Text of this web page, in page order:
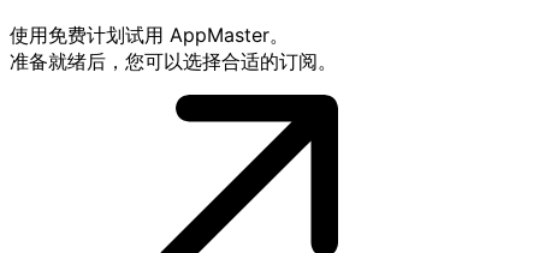
使用免费计划试用 AppMaster。
准备就绪后，您可以选择合适的订阅。